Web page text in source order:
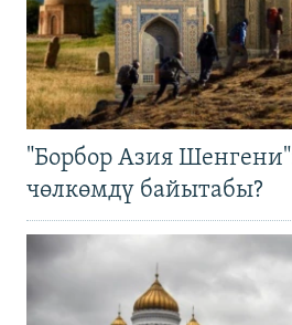
"Борбор Азия
чөлкөмдү байытабы?